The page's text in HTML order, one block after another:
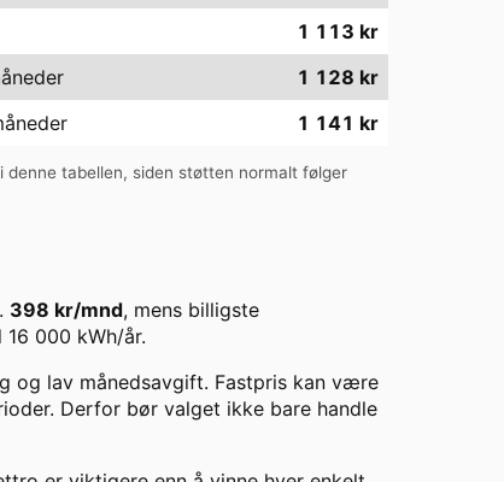
1 113 kr
1 128 kr
1 141 kr
tabellen, siden støtten normalt følger
398 kr/mnd, mens billigste
16 000 kWh/år.
og lav månedsavgift. Fastpris kan være
Derfor bør valget ikke bare handle